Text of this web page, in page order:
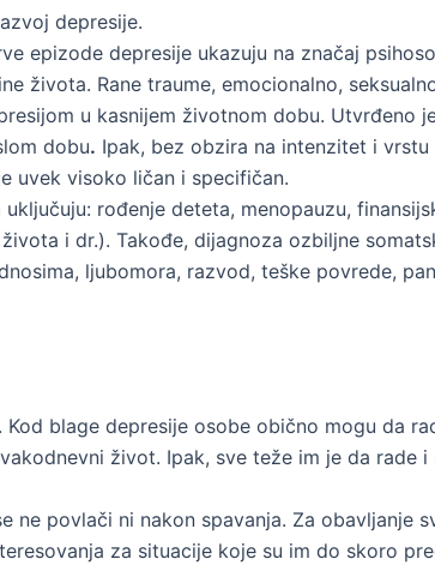
depresije.
epizode depresije ukazuju na značaj
života. Rane traume, emocionalno,
u kasnijem životnom dobu. Utvrđeno
dobu. Ipak, bez obzira na intenzitet i
uvek visoko ličan i specifičan.
rođenje deteta, menopauzu,
i dr.). Takođe, dijagnoza ozbiljne
ljubomora, razvod, teške povrede,
blage depresije osobe obično mogu da
život. Ipak, sve teže im je da rade i
povlači ni nakon spavanja. Za obavljanje
za situacije koje su im do skoro